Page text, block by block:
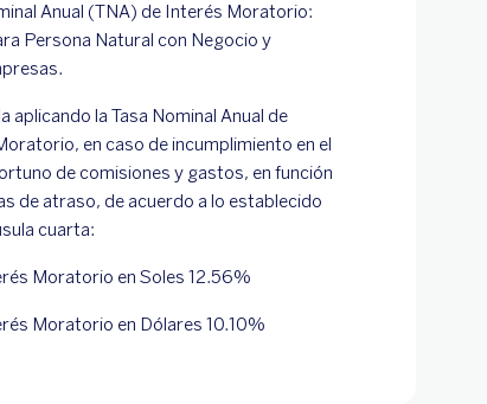
Anual (TNA) de Interés Moratorio:
Persona Natural con Negocio y
aplicando la Tasa Nominal Anual de
en caso de incumplimiento en el
de comisiones y gastos, en función
de atraso, de acuerdo a lo establecido
cuarta:
Moratorio en Soles 12.56%
Moratorio en Dólares 10.10%